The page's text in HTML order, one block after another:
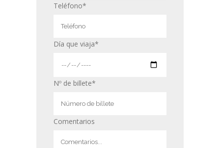
Teléfono*
Día que viaja*
Nº de billete*
Comentarios